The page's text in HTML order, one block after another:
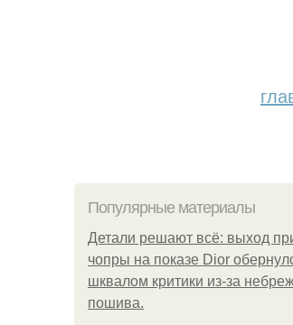
Популярные материалы
Детали решают всё: выход
чопры на показе Dior
шквалом критики из-за
пошива.